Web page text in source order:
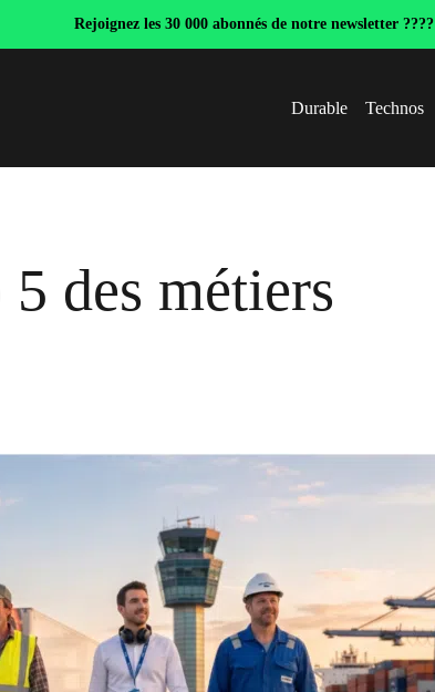
Rejoignez les 30 000 abonnés de notre newsletter ????
Durable Technos
des métiers